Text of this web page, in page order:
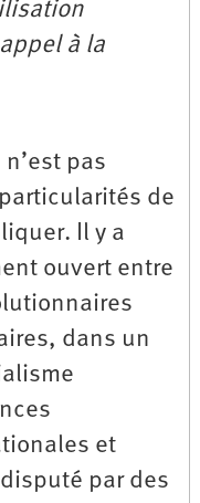
à la
pas
de
Il y a
ouvert entre
dans un
et
par des